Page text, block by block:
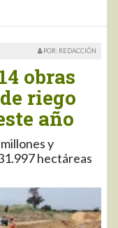
POR: REDACCIÓN
obras
riego
año
y
hectáreas